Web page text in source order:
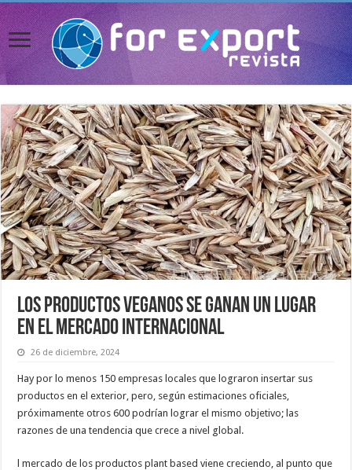
Los productos veganos se ganan un lugar
en el mercado internacional
26 de diciembre, 2024
Hay por lo menos 150 empresas locales que lograron insertar sus
productos en el exterior, pero, según estimaciones oficiales,
próximamente otros 600 podrían lograr el mismo objetivo; las
razones de una tendencia que crece a nivel global.
l mercado de los productos plant based viene creciendo, al punto que